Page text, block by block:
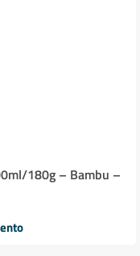
180g – Bambu –